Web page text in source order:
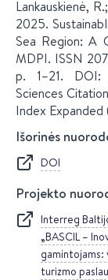
Lankauskienė,
2025.
Sea Region: A
MDPI. ISSN
p. 1–21. DOI:
Sciences
Index
Išorinės
DOI
Projekto
Interreg
„BASCIL –
turizmo